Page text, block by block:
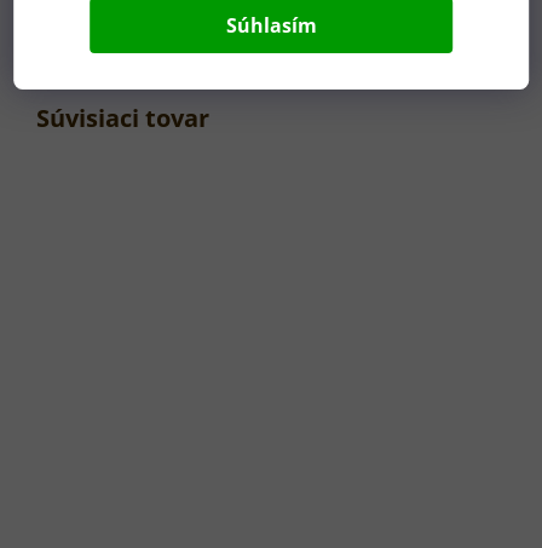
Súhlasím
Súvisiaci tovar